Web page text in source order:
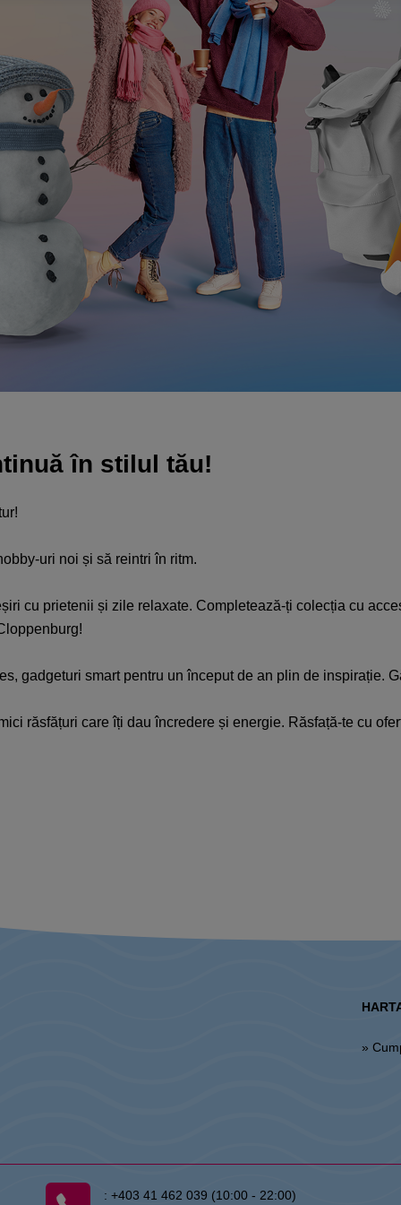
în stilul tău!​
uri noi și să reintri în ritm.​
cu prietenii și zile relaxate. Completează-ți colecția cu
gadgeturi smart pentru un început de an plin de inspirație.
răsfățuri care îți dau încredere și energie. Răsfață-te cu
»
: +403 41 462 039 (10:00 - 22:00)